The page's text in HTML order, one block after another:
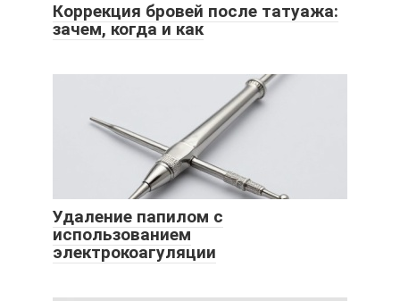
Коррекция бровей после татуажа:
зачем, когда и как
Удаление папилом с
использованием
электрокоагуляции